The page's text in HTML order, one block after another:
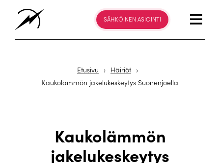
SÄHKÖINEN ASIOINTI
Etusivu › Häiriöt ›
Kaukolämmön jakelukeskeytys Suonenjoella
Kaukolämmön
jakelukeskeytys